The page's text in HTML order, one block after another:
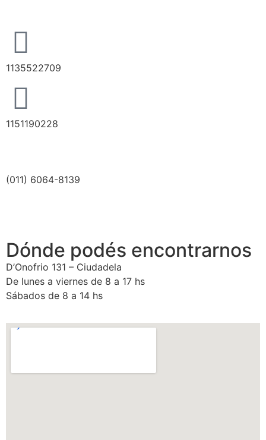
1135522709
1151190228
(011) 6064-8139
Dónde podés encontrarnos
D’Onofrio 131 – Ciudadela
De lunes a viernes de 8 a 17 hs
Sábados de 8 a 14 hs